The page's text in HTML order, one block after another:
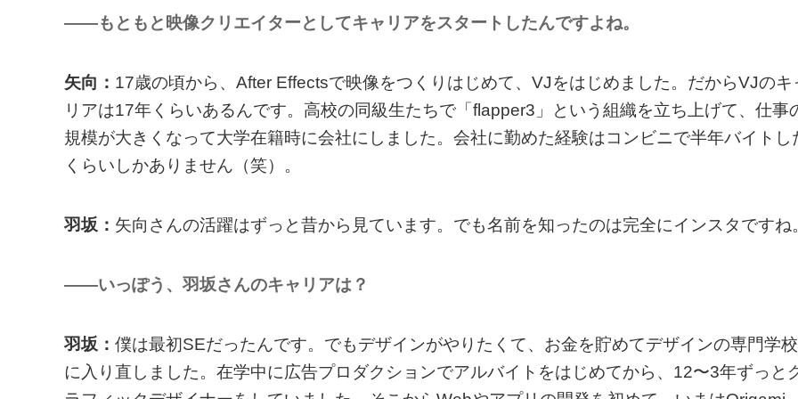
——もともと映像クリエイターとしてキャリアをスタートしたんですよね。
矢向： 17歳の頃から、After Effectsで映像をつくりはじめて、VJをはじめました。だからVJのキ
リアは17年くらいあるんです。高校の同級生たちで「flapper3」という組織を立ち上げて、仕事
規模が大きくなって大学在籍時に会社にしました。会社に勤めた経験はコンビニで半年バイトし
くらいしかありません（笑）。
羽坂： 矢向さんの活躍はずっと昔から見ています。でも名前を知ったのは完全にインスタですね
——いっぽう、羽坂さんのキャリアは？
羽坂： 僕は最初SEだったんです。でもデザインがやりたくて、お金を貯めてデザインの専門学校
に入り直しました。在学中に広告プロダクションでアルバイトをはじめてから、12〜3年ずっと